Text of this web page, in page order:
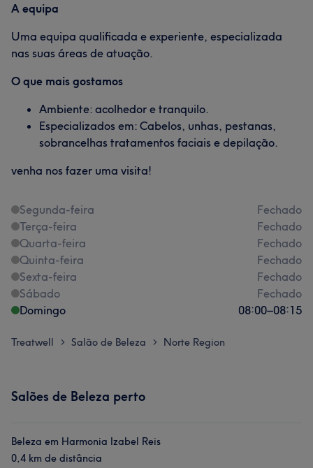
A equipa
Uma equipa qualificada e experiente, especializada
nas suas áreas de atuação.
O que mais gostamos
Ambiente: acolhedor e tranquilo.
Especializados em: Cabelos, unhas, pestanas,
sobrancelhas tratamentos faciais e depilação.
venha nos fazer uma visita!
Segunda-feira
Fechado
Terça-feira
Fechado
Quarta-feira
Fechado
Quinta-feira
Fechado
Sexta-feira
Fechado
Sábado
Fechado
Domingo
08:00–08:15
Treatwell > Salão de Beleza > Norte Region
Salões de Beleza perto
Beleza em Harmonia Izabel Reis
0,4 km de distância